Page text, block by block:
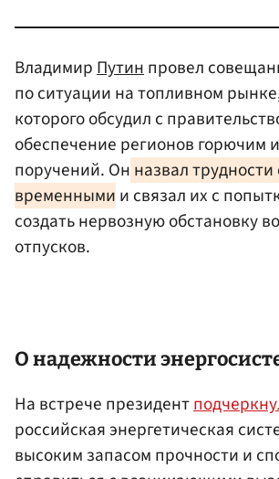
Владимир Путин провел
по ситуации на топливном
которого обсудил с
обеспечение регионов горючим
поручений. Он назвал
временными и связал их с
создать нервозную обстановку
отпусков.
О надежности
На встрече президент
российская энергетическая
высоким запасом прочности и